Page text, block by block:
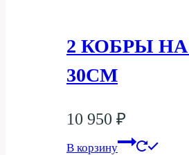
2 КОБРЫ
30СМ
10 950 ₽
В корзину